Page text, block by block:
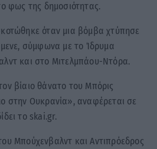
φως της δημοσιότητας.
όταν μια βόμβα χτύπησε
σύμφωνα με το Ίδρυμα
και στο Μιτελμπάου-Ντόρα.
βίαιο θάνατο του Μπόρις
στην Ουκρανία», αναφέρεται σε
το skai.gr.
Μπούχενβαλντ και Αντιπρόεδρος